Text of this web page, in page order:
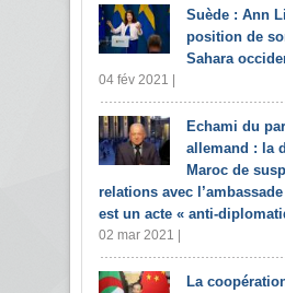
Suède : Ann
position de
Sahara
04 fév 2021 |
Echami du
allemand : la
Maroc de
relations avec
est un acte « anti-
02 mar 2021 |
La